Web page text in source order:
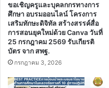
ขอเชิญครูและบุคลกกรทางการ
ศึกษา อบรมออนไลน์ โครงการ
เสริมทักษะดิจิทัล สร้างสรรค์สื่อ
การสอนยุคใหม่ด้วย Canva วันที่
25 กรกฎาคม 2569 รับเกียรติ
บัตร จาก สพฐ.
กรกฎาคม 3, 2026